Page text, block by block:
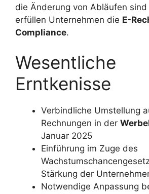
die Änderung von Abläufen
erfüllen Unternehmen die E-
Compliance.
Wesentliche
Erntkenisse
Verbindliche Umstellung
Rechnungen in der
Januar 2025
Einführung im Zuge des
Stärkung der
Notwendige Anpassung